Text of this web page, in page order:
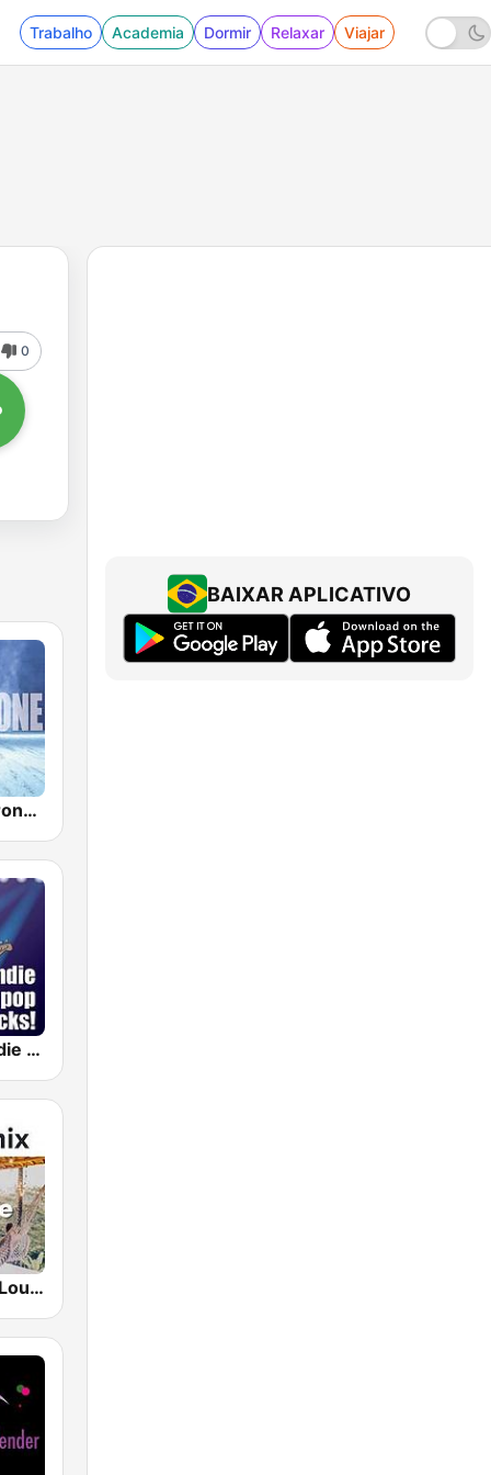
Trabalho Academia Dormir Relaxar Viajar
0
SomaFM - Drone Zone
SomaFM - Indie Pop Rocks!
Hotmixradio Lounge
BAIXAR APLICATIVO